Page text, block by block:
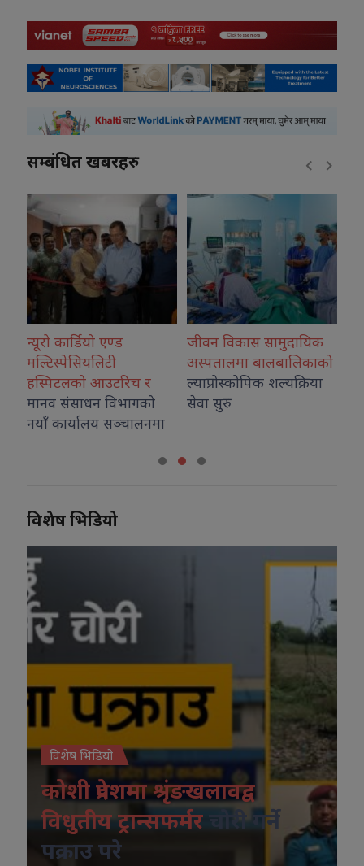
सम्बंधित खबरहरु
जीवन विकास सामुदायिक
अस्पतालमा बालबालिकाको
ल्याप्रोस्कोपिक शल्यक्रिया
सेवा सुरु
कोशीका उत्कृष्ट फोटोग्राफर
नगदसहित सम्मानित
विशेष भिडियो
विशेष भिडियो
कोशी प्रदेशमा श्रृंङखलावद्व
विधुतीय ट्रान्सफर्मर
चोरी गर्ने
पक्राउ परे